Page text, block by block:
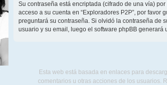
Su contraseña está encriptada (cifrado de una vía)
acceso a su cuenta en “Exploradores P2P”, por
preguntará su contraseña. Si olvidó la contraseña de
usuario y su email, luego el software phpBB
Esta web está basada en enlaces para
comentarios u otras acciones de los usuarios.